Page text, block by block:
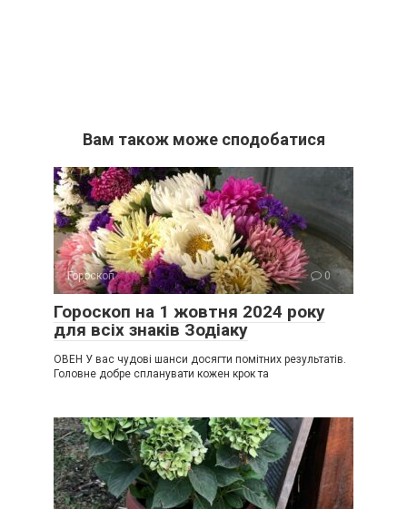
Вам також може сподобатися
Гороскоп 0
Гороскоп на 1 жовтня 2024 року
для всіх знаків Зодіаку
ОВЕН У вас чудові шанси досягти помітних результатів.
Головне добре спланувати кожен крок та